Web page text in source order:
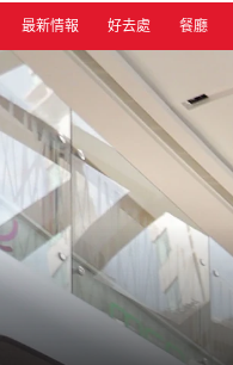
最新情報 好去處 餐廳